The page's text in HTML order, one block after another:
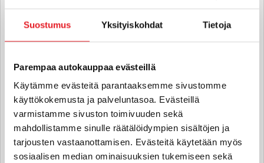
Suostumus Yksityiskohdat Tietoja
Parempaa autokauppaa evästeillä
Käytämme evästeitä parantaaksemme sivustomme
käyttökokemusta ja palveluntasoa. Evästeillä
varmistamme sivuston toimivuuden sekä
mahdollistamme sinulle räätälöidympien sisältöjen ja
tarjousten vastaanottamisen. Evästeitä käytetään myös
sosiaalisen median ominaisuuksien tukemiseen sekä
040 711 3954
Tero Arola
Automyyjä FI | EN
tero.arola@rintajouppi.fi